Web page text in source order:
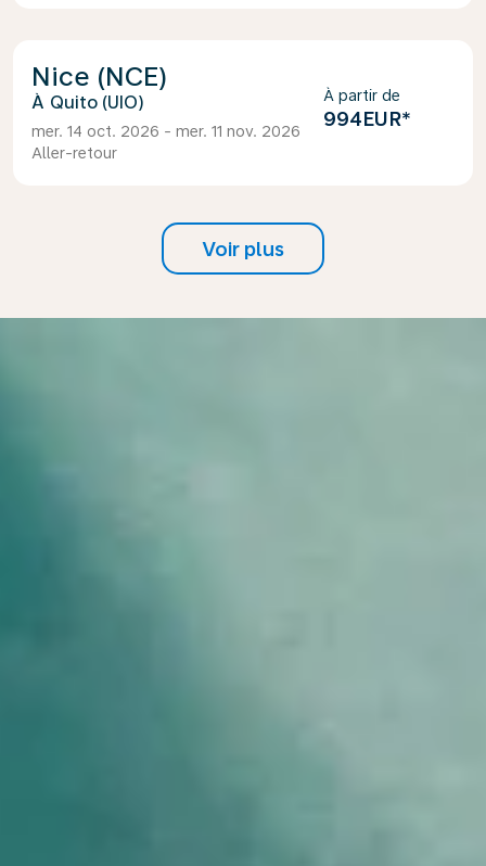
Nice (NCE)
Quito (UIO)
mer. 14 oct. 2026 - mer. 11 nov. 2026
Aller-retour
À partir de
994EUR*
Voir plus